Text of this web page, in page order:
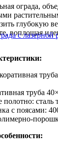
ограда,
глубокую
воплощая
труба
полотно:
с поясами: